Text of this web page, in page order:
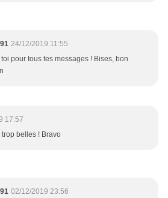
24/12/2019 11:55
toi pour tous tes messages ! Bises, bon
17:57
trop belles ! Bravo
02/12/2019 23:56